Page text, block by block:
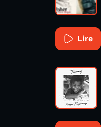
Lire